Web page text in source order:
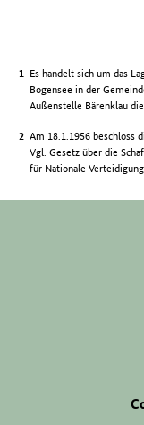
Es handelt sich um das
Bogensee in der
Außenstelle Bärenklau
Am 18.1.1956 beschloss
Vgl. Gesetz über die
für Nationale